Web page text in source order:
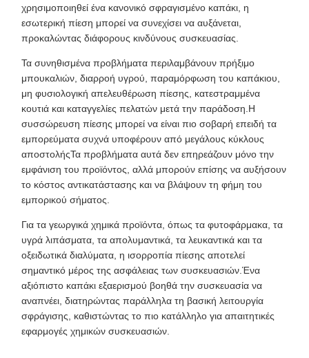
χρησιμοποιηθεί ένα κανονικό σφραγισμένο καπάκι, η
εσωτερική πίεση μπορεί να συνεχίσει να αυξάνεται,
προκαλώντας διάφορους κινδύνους συσκευασίας.
Τα συνηθισμένα προβλήματα περιλαμβάνουν πρήξιμο
μπουκαλιών, διαρροή υγρού, παραμόρφωση του καπάκιου,
μη φυσιολογική απελευθέρωση πίεσης, κατεστραμμένα
κουτιά και καταγγελίες πελατών μετά την παράδοση.Η
συσσώρευση πίεσης μπορεί να είναι πιο σοβαρή επειδή τα
εμπορεύματα συχνά υποφέρουν από μεγάλους κύκλους
αποστολήςΤα προβλήματα αυτά δεν επηρεάζουν μόνο την
εμφάνιση του προϊόντος, αλλά μπορούν επίσης να αυξήσουν
το κόστος αντικατάστασης και να βλάψουν τη φήμη του
εμπορικού σήματος.
Για τα γεωργικά χημικά προϊόντα, όπως τα φυτοφάρμακα, τα
υγρά λιπάσματα, τα απολυμαντικά, τα λευκαντικά και τα
οξειδωτικά διαλύματα, η ισορροπία πίεσης αποτελεί
σημαντικό μέρος της ασφάλειας των συσκευασιών.Ένα
αξιόπιστο καπάκι εξαερισμού βοηθά την συσκευασία να
αναπνέει, διατηρώντας παράλληλα τη βασική λειτουργία
σφράγισης, καθιστώντας το πιο κατάλληλο για απαιτητικές
εφαρμογές χημικών συσκευασιών.